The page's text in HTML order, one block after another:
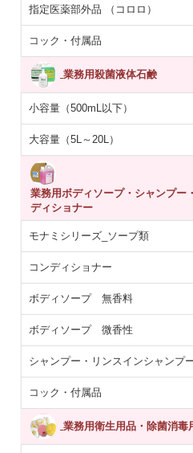
指定医薬部外品 （コロロ）
コック・付属品
業務用殺菌液体石鹸
小容量（500mL以下）
大容量（5L～20L）
業務用ボディソープ・シャンプー
ディショナー
モナミシリーズ_ソープ類
コンディショナー
ボディソープ 無香料
ボディソープ 微香性
シャンプー・リンスインシャンプ
コック・付属品
業務用衛生用品・除菌消毒
品】薬用
リーン…
(税抜)
紙コップ 7オンス
(205ml)100個入り
ARC
ュ ブ